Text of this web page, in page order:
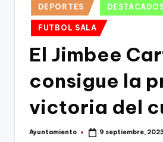
Cartagena,
Cartagena,
Publicado
en
DEPORTES
FUTBOL SALA
El Jimbee
consigue la
victoria del
Publicado
Ayuntamiento 9 septiembre,